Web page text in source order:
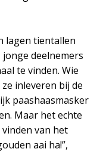
lagen tientallen
deelnemers
te vinden. Wie
inleveren bij de
paashaasmasker
Maar het echte
van het
aai ha!”,